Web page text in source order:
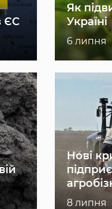
ЄС
Як
Україні
6 липня
Нові
8 липня